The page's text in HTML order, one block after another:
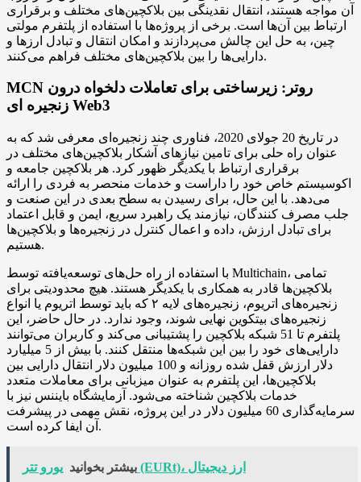
آن مواجه هستند، انتقال نقدینگی بین بلاکچین‌های مختلف و برقراری
ارتباط بین آن‌ها است. برخی از پروژه‌ها با استفاده از پلتفرم مولتی
چین، به حل این چالش می‌پردازند و امکان انتقال و تبادل ارزها و
دارایی‌ها را بین بلاکچین‌های مختلف فراهم می‌کنند.
MCN روتر: زیرساختی برای تعاملات دلخواه درون
زنجیره ای Web3
در تاریخ 20 جولای 2020، فناوری چند زنجیره‌ای معرفی شد که به
عنوان راه حلی برای تامین نیازهای آشکار بلاکچین‌های مختلف در
برقراری ارتباط با یکدیگر ظهور کرد. هر بلاکچین جامعه و
اکوسیستم خاص خود را داراست و خدمات منحصر به فردی را ارائه
می‌دهد. با این حال، برای رسیدن به سطح بعدی در این صنعت و
جلب مصرف کنندگان، نیازمند یک راهبرد سریع، ایمن و قابل اعتماد
برای تبادل ارزش، داده و اعمال کنترل در زنجیره‌ها و بلاکچین‌ها
هستیم.
با استفاده از راه حل‌های توسعه‌یافته توسط Multichain، تمامی
بلاکچین‌ها قادر به همکاری با یکدیگر هستند. هیچ محدودیتی برای
زنجیره‌های اتریوم، زنجیره‌های لایه ۲ که باید توسط اتریوم یا انواع
زنجیره‌های بیتکوین نهایی شوند، وجود ندارد. در حال حاضر، این
پلتفرم تا 51 شبکه بلاکچین را پشتیبانی می‌کند و کاربران می‌توانند
دارایی‌های خود را بین این شبکه‌ها منتقل کنند. با بیش از 5 میلیارد
دلار ارزش قفل شده روزانه و 100 میلیون دلار انتقال دارایی بین
بلاکچین‌ها، این پلتفرم به عنوان میزبانی برای معاملات متعدد
خدمات بلاکچین شناخته می‌شود. آزمایشگاه بایننس نیز با
سرمایه‌گذاری 60 میلیون دلار در این پروژه، نقش مهمی در پیشرفت
آن ایفا کرده است.
بیشتر بخوانید یورو تتر (EURt)، ارز دیجیتال